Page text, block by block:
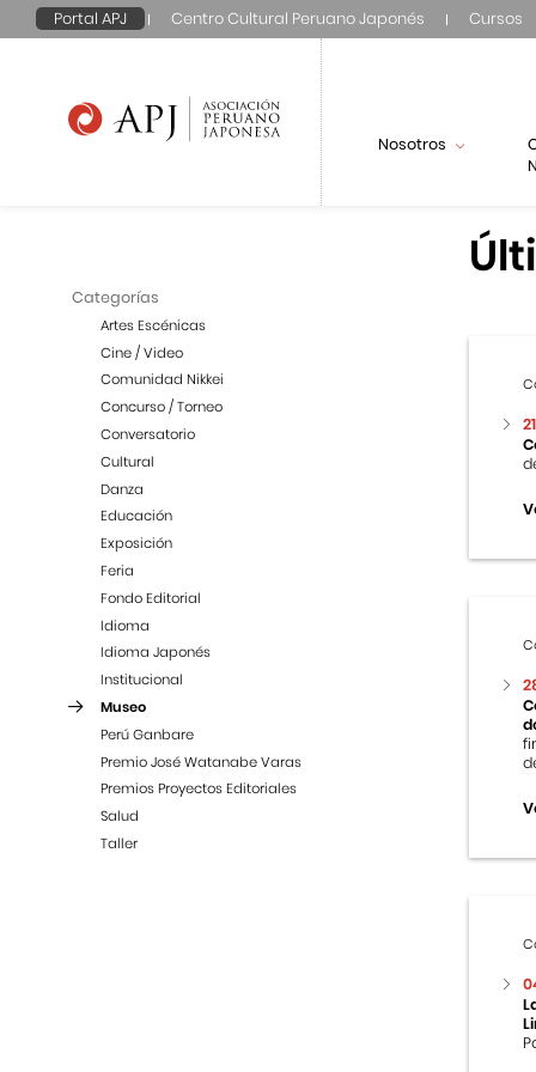
Portal APJ Centro Cultural Peruano Japonés Cursos
Nosotros
Categorías
Artes Escénicas
Cine / Video
Comunidad Nikkei
Concurso / Torneo
Conversatorio
Cultural
Danza
Educación
Exposición
Feria
Fondo Editorial
Idioma
Idioma Japonés
Institucional
Museo
Perú Ganbare
Premio José Watanabe Varas
Premios Proyectos Editoriales
Salud
Taller